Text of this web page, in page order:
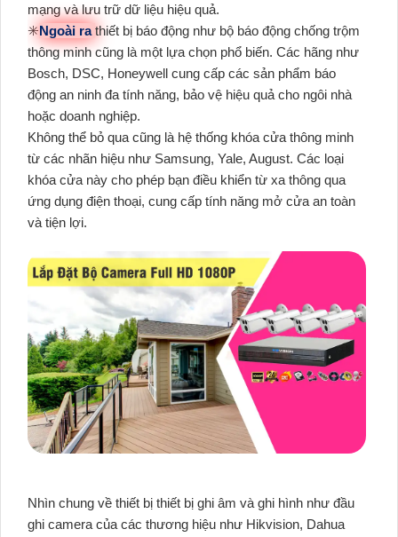
mạng và lưu trữ dữ liệu hiệu quả.
✳️Ngoài rathiết bị báo động như bộ báo động chống trộm
thông minh cũng là một lựa chọn phổ biến. Các hãng như
Bosch, DSC, Honeywell cung cấp các sản phẩm báo
động an ninh đa tính năng, bảo vệ hiệu quả cho ngôi nhà
hoặc doanh nghiệp.
Không thể bỏ qua cũng là hệ thống khóa cửa thông minh
từ các nhãn hiệu như Samsung, Yale, August. Các loại
khóa cửa này cho phép bạn điều khiển từ xa thông qua
ứng dụng điện thoại, cung cấp tính năng mở cửa an toàn
và tiện lợi.
Nhìn chung về thiết bị thiết bị ghi âm và ghi hình như đầu
ghi camera của các thương hiệu như Hikvision, Dahua